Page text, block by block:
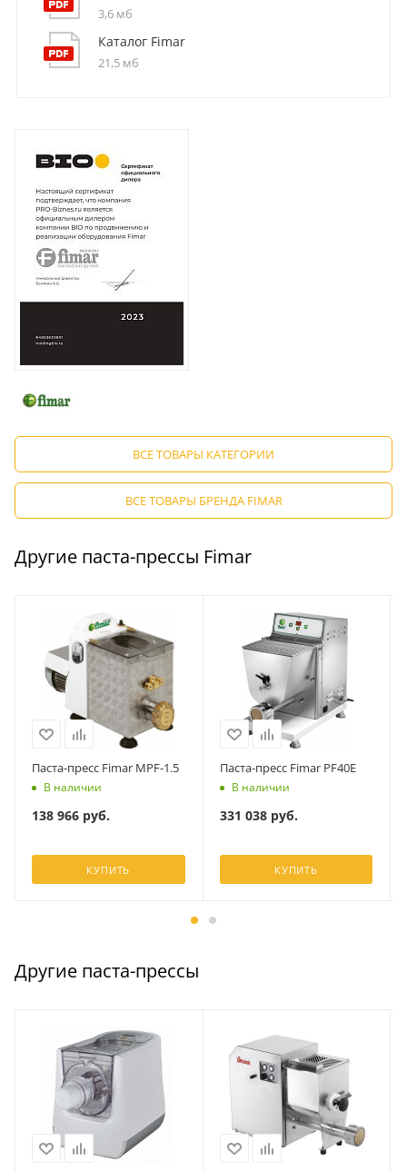
3,6 мб
Каталог Fimar
21,5 мб
ВСЕ ТОВАРЫ КАТЕГОРИИ
ВСЕ ТОВАРЫ БРЕНДА FIMAR
Другие паста-прессы Fimar
Паста-пресс Fimar MPF-1.5
В наличии
138 966 руб.
КУПИТЬ
Паста-пресс Fimar PF40E
В наличии
331 038руб.
КУПИТЬ
Другие паста-прессы